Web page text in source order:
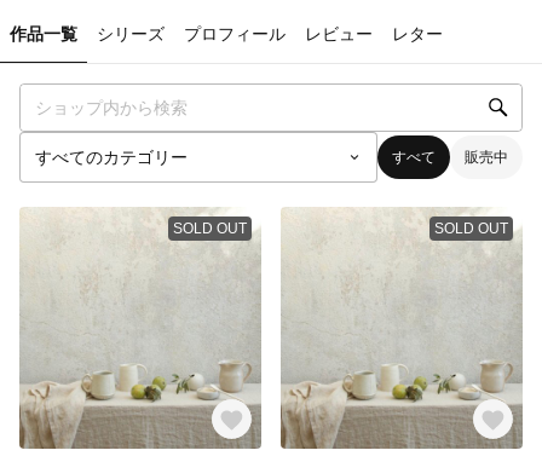
作品一覧 シリーズ プロフィール レビュー レター
すべて 販売中
SOLD OUT SOLD OUT